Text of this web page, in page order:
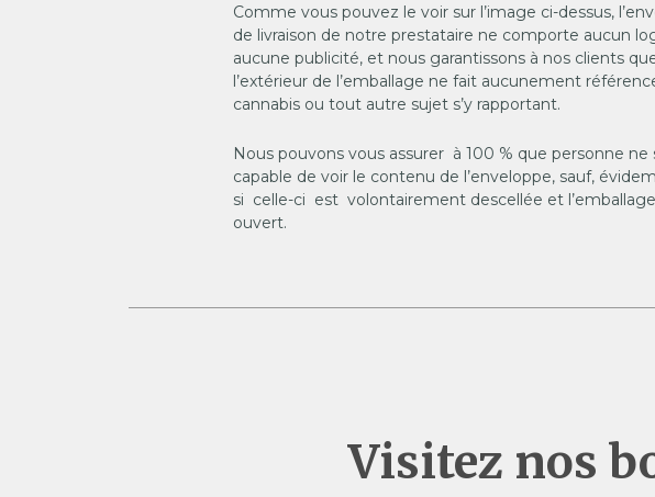
Comme vous pouvez le voir sur l’image ci-dessus,
de livraison de notre prestataire ne comporte aucun
aucune publicité, et nous garantissons à nos clients
l’extérieur de l’emballage ne fait aucunement
cannabis ou tout autre sujet s’y rapportant.
Nous pouvons vous assurer à 100 % que personne ne
capable de voir le contenu de l’enveloppe, sauf,
si celle-ci est volontairement descellée et l’emballage
ouvert.
Visitez nos